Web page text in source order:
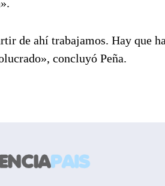
de ahí trabajamos. Hay que
concluyó Peña.